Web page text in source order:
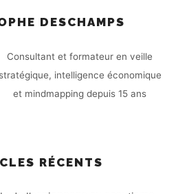
DESCHAMPS
Consultant et formateur en veille
stratégique, intelligence économique
et mindmapping depuis 15 ans
RÉCENTS